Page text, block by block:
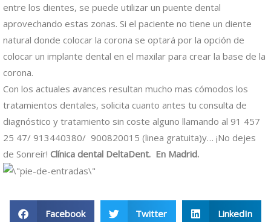
entre los dientes, se puede utilizar un puente dental
aprovechando estas zonas. Si el paciente no tiene un diente
natural donde colocar la corona se optará por la opción de
colocar un implante dental en el maxilar para crear la base de la
corona.
Con los actuales avances resultan mucho mas cómodos los
tratamientos dentales, solicita cuanto antes tu consulta de
diagnóstico y tratamiento sin coste alguno llamando al 91 457
25 47/ 913440380/ 900820015 (linea gratuita)y… ¡No dejes
de Sonreír! Clínica dental DeltaDent. En Madrid.
Facebook Twitter LinkedIn